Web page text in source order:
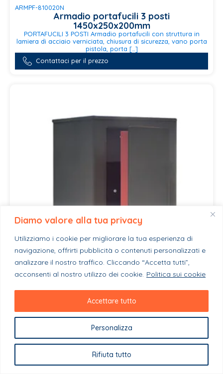
Diamo valore alla tua privacy
Utilizziamo i cookie per migliorare la tua esperienza di
navigazione, offrirti pubblicità o contenuti personalizzati e
analizzare il nostro traffico. Cliccando “Accetta tutti”,
acconsenti al nostro utilizzo dei cookie. Politica sui cookie
Personalizza
Rifiuta tutto
Accettare tutto
ARMPF-810020N
Armadio portafucili 3 posti
1450x250x200mm
PORTAFUCILI 3 POSTI Armadio portafucili con struttura in
lamiera di acciaio verniciata, chiusura di sicurezza, vano porta
pistola, porta […]
Contattaci per il prezzo